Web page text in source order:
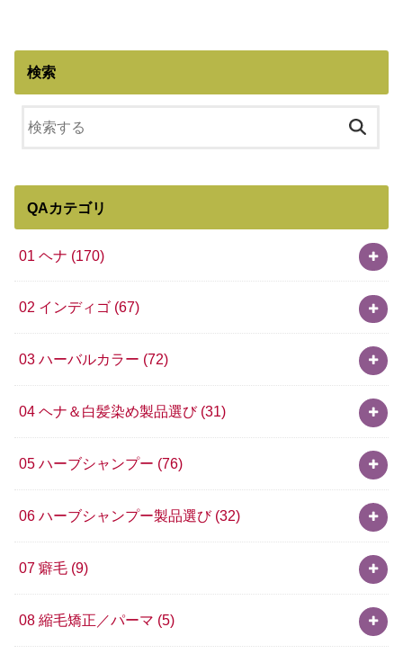
検索
QAカテゴリ
01 ヘナ (170)
02 インディゴ (67)
03 ハーバルカラー (72)
04 ヘナ＆白髪染め製品選び (31)
05 ハーブシャンプー (76)
06 ハーブシャンプー製品選び (32)
07 癖毛 (9)
08 縮毛矯正／パーマ (5)